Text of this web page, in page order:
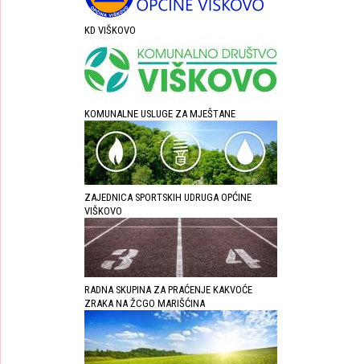
KD VIŠKOVO
KOMUNALNE USLUGE ZA MJEŠTANE
ZAJEDNICA SPORTSKIH UDRUGA OPĆINE
VIŠKOVO
RADNA SKUPINA ZA PRAĆENJE KAKVOĆE
ZRAKA NA ŽCGO MARIŠĆINA